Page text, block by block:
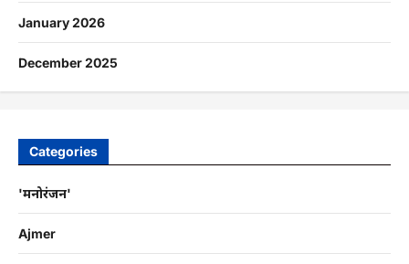
January 2026
December 2025
Categories
'मनोरंजन'
Ajmer